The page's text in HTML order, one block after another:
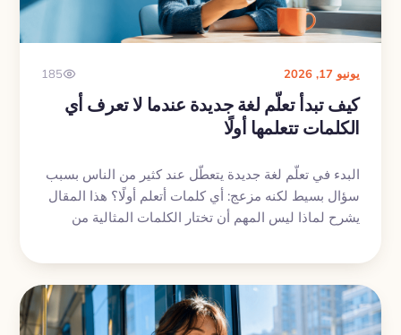
يونيو 17, 2026 185
كيف تبدأ تعلّم لغة جديدة عندما لا تعرف أي
الكلمات تتعلمها أولًا
البدء في تعلّم لغة جديدة يتعطّل عند كثير من الناس بسبب
سؤال بسيط لكنه مزعج: أي كلمات أتعلم أولًا؟ هذا المقال
يشرح لماذا ليس المهم أن تختار الكلمات المثالية من
على فهم كيف يعمل التعلّم فعلًا. ومع My Lingua Cards
يمكنك البدء بمجموعة أولية، ثم بناء مجموعاتك الخاصة
عندما تتضح لك الكلمات التي تحتاجها فعلًا.